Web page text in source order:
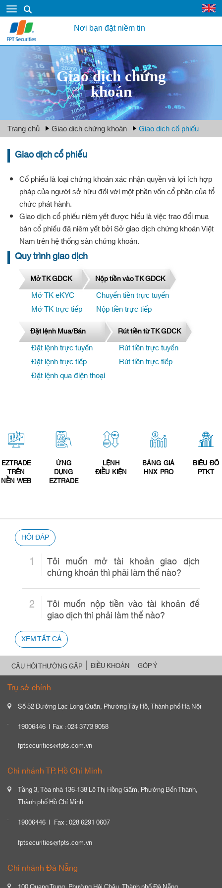
Nơi bạn đặt niềm tin
Giao dịch chứng
khoán
Trang chủ Giao dịch chứng khoán Giao dịch cổ phiếu
Giao dịch cổ phiếu
Cổ phiếu là loại chứng khoán xác nhận quyền và lợi ích hợp
pháp của người sở hữu đối với một phần vốn cổ phần của tổ
chức phát hành.
Giao dịch cổ phiếu niêm yết được hiểu là việc trao đổi mua
bán cổ phiếu đã niêm yết bởi Sở giao dịch chứng khoán Việt
Nam trên hệ thống sàn chứng khoán.
Quy trình giao dịch
Mở TK GDCK
Mở TK eKYC
Mở TK trực tiếp
Nộp tiền vào TK GDCK
Chuyển tiền trực tuyến
Nộp tiền trực tiếp
Đặt lệnh Mua/Bán
Đặt lệnh trực tuyến
Đặt lệnh trực tiếp
Đặt lệnh qua điện thoại
Rút tiền từ TK GDCK
Rút tiền trực tuyến
Rút tiền trực tiếp
EZTRADE
TRÊN
NỀN WEB
ỨNG
DỤNG
EZTRADE
LỆNH
ĐIỀU KIỆN
BẢNG GIÁ
HNX PRO
BIỂU ĐỒ
PTKT
HỎI ĐÁP
1 Tôi muốn mở tài khoản giao dịch
chứng khoán thì phải làm thế nào?
2 Tôi muốn nộp tiền vào tài khoản để
giao dịch thì phải làm thế nào?
XEM TẤT CẢ
CÂU HỎI THƯỜNG GẶP ĐIỀU KHOẢN GÓP Ý
Trụ sở chính
Số 52 Đường Lạc Long Quân, Phường Tây Hồ, Thành phố Hà Nội
19006446
Fax : 024 3773 9058
fptsecurities@fpts.com.vn
Chi nhánh TP. Hồ Chí Minh
Tầng 3, Tòa nhà 136-138 Lê Thị Hồng Gấm, Phường Bến Thành,
Thành phố Hồ Chí Minh
19006446
Fax : 028 6291 0607
fptsecurities@fpts.com.vn
Chi nhánh Đà Nẵng